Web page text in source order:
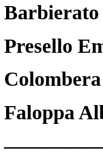
Presello
Faloppa